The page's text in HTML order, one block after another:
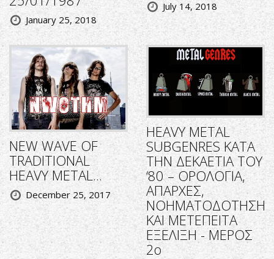
January 25, 2018
July 14, 2018
NEW WAVE OF
TRADITIONAL
HEAVY METAL...
December 25, 2017
HEAVY METAL
SUBGENRES ΚΑΤΑ
ΤΗΝ ΔΕΚΑΕΤΙΑ ΤΟΥ
‘80 – ΟΡΟΛΟΓΙΑ,
ΑΠΑΡΧΕΣ,
ΝΟΗΜΑΤΟΔΟΤΗΣΗ
ΚΑΙ ΜΕΤΕΠΕΙΤΑ
ΕΞΕΛΙΞΗ - ΜΕΡΟΣ
2ο